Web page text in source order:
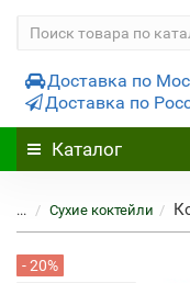
Доставка по
Доставка по
Каталог
... Сухие коктейли
- 20%